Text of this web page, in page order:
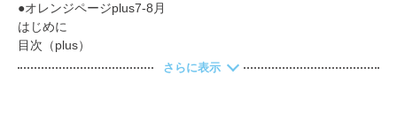
●オレンジページplus7-8月
はじめに
目次（plus）
ふだんの晩ごはんは、2品あればいい。
さらに表示